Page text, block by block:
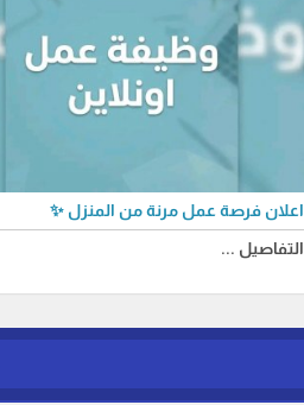
اعلان فرصة عمل مرنة من المنزل ✨
التفاصيل ...